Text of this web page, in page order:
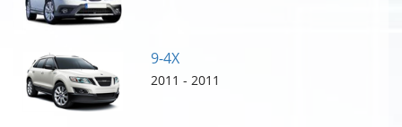
9-4X
2011 - 2011